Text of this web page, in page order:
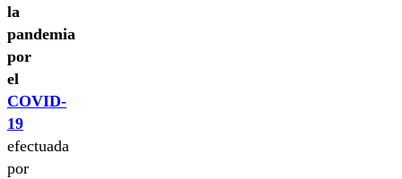
la
pandemia
por
el
COVID-
19
efectuada
por